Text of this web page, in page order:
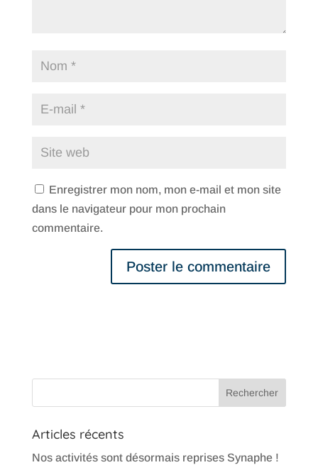
Enregistrer mon nom, mon e-mail et mon site
dans le navigateur pour mon prochain
commentaire.
Articles récents
Nos activités sont désormais reprises Synaphe !